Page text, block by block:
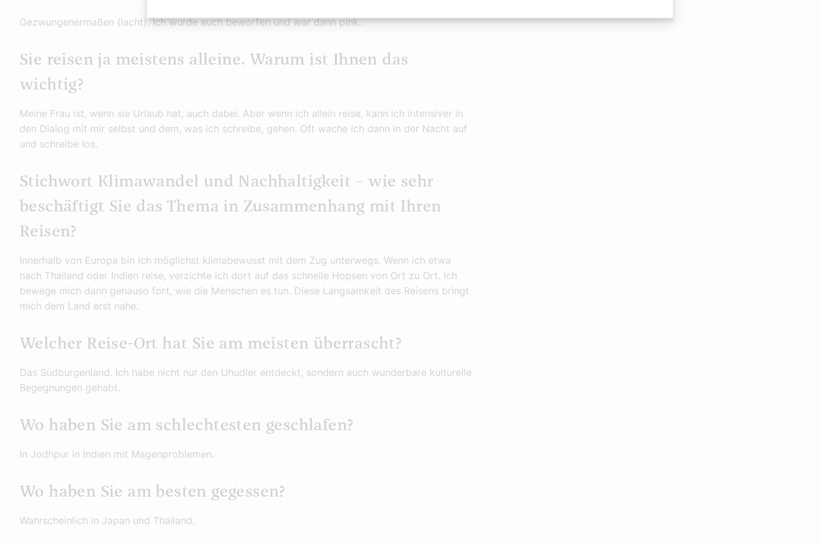
Gezwungenermaßen (lacht). Ich wurde auch beworfen und war dann pink.
Sie reisen ja meistens alleine. Warum ist Ihnen das
wichtig?
Meine Frau ist, wenn sie Urlaub hat, auch dabei. Aber wenn ich allein reise, kann ich intensiver in
den Dialog mit mir selbst und dem, was ich schreibe, gehen. Oft wache ich dann in der Nacht auf
und schreibe los.
Stichwort Klimawandel und Nachhaltigkeit – wie sehr
beschäftigt Sie das Thema in Zusammenhang mit Ihren
Reisen?
Innerhalb von Europa bin ich möglichst klimabewusst mit dem Zug unterwegs. Wenn ich etwa
nach Thailand oder Indien reise, verzichte ich dort auf das schnelle Hopsen von Ort zu Ort. Ich
bewege mich dann genauso fort, wie die Menschen es tun. Diese Langsamkeit des Reisens bringt
mich dem Land erst nahe.
Welcher Reise-Ort hat Sie am meisten überrascht?
Das Südburgenland. Ich habe nicht nur den Uhudler entdeckt, sondern auch wunderbare kulturelle
Begegnungen gehabt.
Wo haben Sie am schlechtesten geschlafen?
In Jodhpur in Indien mit Magenproblemen.
Wo haben Sie am besten gegessen?
Wahrscheinlich in Japan und Thailand.